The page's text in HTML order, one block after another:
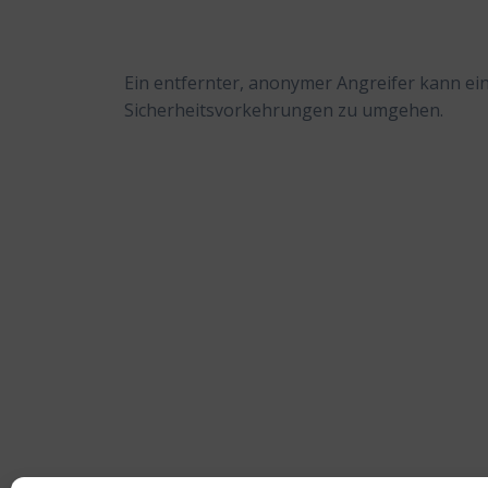
Ein entfernter, anonymer Angreifer kann
Sicherheitsvorkehrungen zu umgehen.